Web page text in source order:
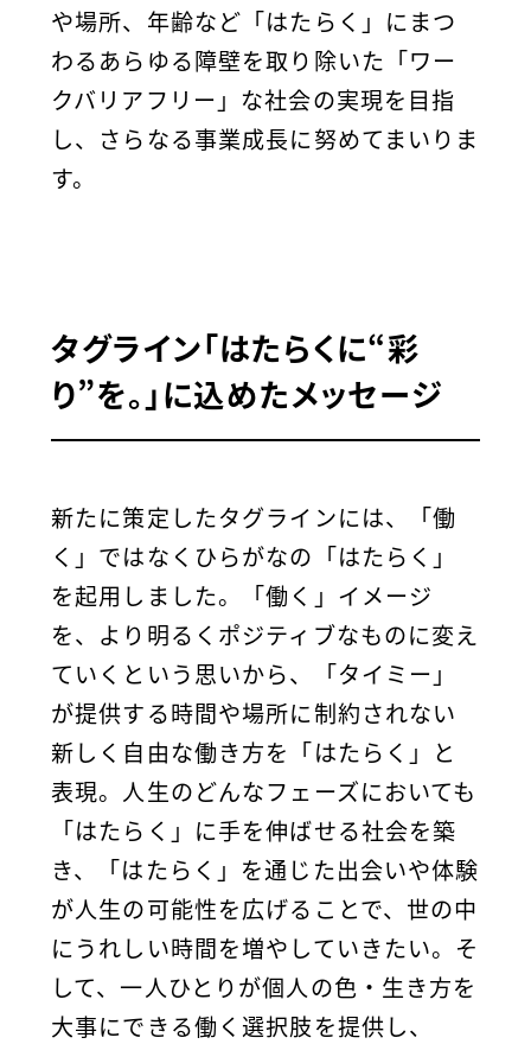
や場所、年齢など「はたらく」にまつ
わるあらゆる障壁を取り除いた「ワー
クバリアフリー」な社会の実現を目指
し、さらなる事業成長に努めてまいりま
す。
タグライン「はたらくに“彩
り”を。」に込めたメッセージ
新たに策定したタグラインには、「働
く」ではなくひらがなの「はたらく」
を起用しました。「働く」イメージ
を、より明るくポジティブなものに変え
ていくという思いから、「タイミー」
が提供する時間や場所に制約されない
新しく自由な働き方を「はたらく」と
表現。人生のどんなフェーズにおいても
「はたらく」に手を伸ばせる社会を築
き、「はたらく」を通じた出会いや体験
が人生の可能性を広げることで、世の中
にうれしい時間を増やしていきたい。そ
して、一人ひとりが個人の色・生き方を
大事にできる働く選択肢を提供し、